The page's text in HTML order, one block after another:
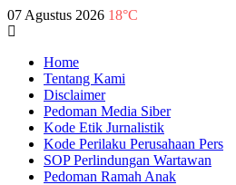
07 Agustus 2026 18°C
Home
Tentang Kami
Disclaimer
Pedoman Media Siber
Kode Etik Jurnalistik
Kode Perilaku Perusahaan Pers
SOP Perlindungan Wartawan
Pedoman Ramah Anak